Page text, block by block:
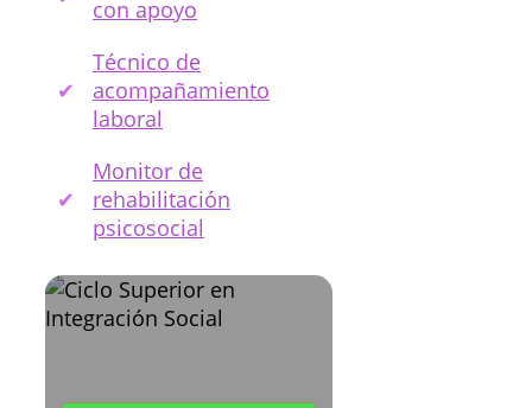
con apoyo
Técnico de
acompañamiento
laboral
Monitor de
rehabilitación
psicosocial